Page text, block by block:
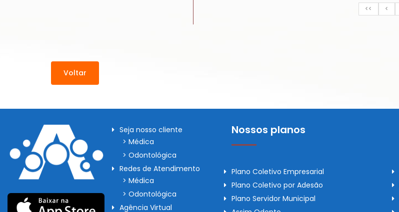
<< <
Voltar
Seja nosso cliente
> Médica
> Odontológica
Redes de Atendimento
> Médica
> Odontológica
Agência Virtual
Nossos planos
Plano Coletivo Empresarial
Plano Coletivo por Adesão
Plano Servidor Municipal